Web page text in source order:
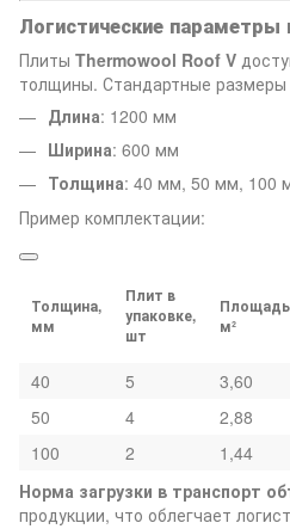
Логистические параметры
Плиты Thermowool Roof V
толщины. Стандартные
Длина: 1200 мм
Ширина: 600 мм
Толщина: 40 мм, 50 мм, 100
Пример комплектации:
Толщина,
мм
Плит в
упаковке,
шт
м²
40 5 3,60
50
4 2,88
100
2 1,44
Норма загрузки в транспорт
продукции, что облегчает